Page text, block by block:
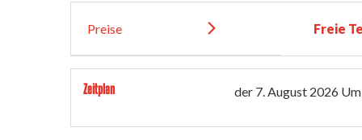
Preise Freie
Zeitplan der 7. August 2026